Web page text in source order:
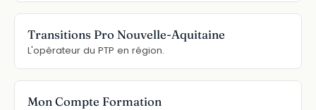
Transitions Pro Nouvelle-Aquitaine
L'opérateur du PTP en région.
Mon Compte Formation